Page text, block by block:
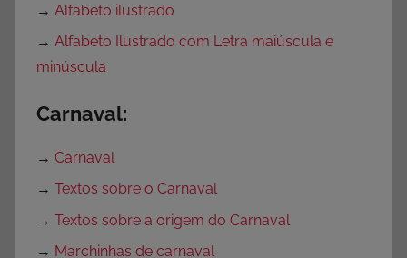
→ Alfabeto ilustrado
→ Alfabeto Ilustrado com Letra maiúscula e
minúscula
Carnaval:
→ Carnaval
→ Textos sobre o Carnaval
→ Textos sobre a origem do Carnaval
→ Marchinhas de carnaval